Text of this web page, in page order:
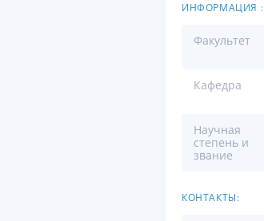
ИНФОРМАЦИЯ :
Факультет
Кафедра
Научная
степень и
звание
КОНТАКТЫ: